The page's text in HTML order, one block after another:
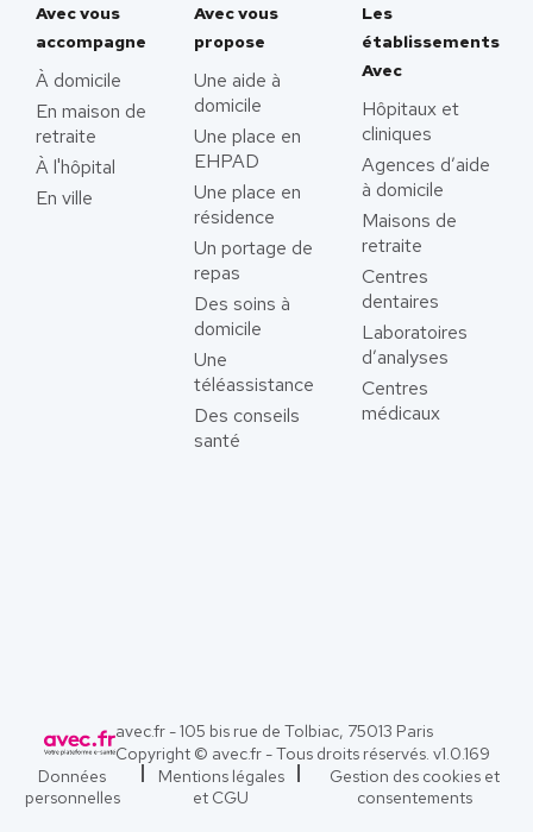
Avec vous
accompagne
À domicile
En maison de
retraite
À l'hôpital
En ville
Avec vous
propose
Une aide à
domicile
Une place en
EHPAD
Une place en
résidence
Un portage de
repas
Des soins à
domicile
Une
téléassistance
Des conseils
santé
Les
établissements
Avec
Hôpitaux et
cliniques
Agences d’aide
à domicile
Maisons de
retraite
Centres
dentaires
Laboratoires
d’analyses
Centres
médicaux
avec.fr - 105 bis rue de Tolbiac, 75013 Paris
Copyright © avec.fr - Tous droits réservés. v1.0.169
Données
personnelles
Mentions légales
et CGU
Gestion des cookies et
consentements